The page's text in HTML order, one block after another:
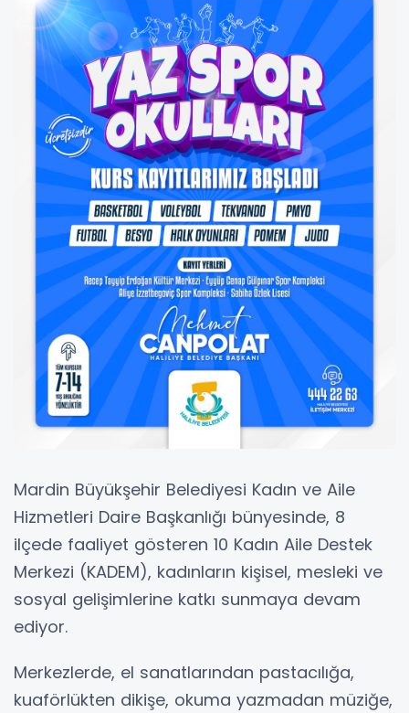
Mardin Büyükşehir Belediyesi Kadın ve Aile
Hizmetleri Daire Başkanlığı bünyesinde, 8
ilçede faaliyet gösteren 10 Kadın Aile Destek
Merkezi (KADEM), kadınların kişisel, mesleki ve
sosyal gelişimlerine katkı sunmaya devam
ediyor.
Merkezlerde, el sanatlarından pastacılığa,
kuaförlükten dikişe, okuma yazmadan müziğe,